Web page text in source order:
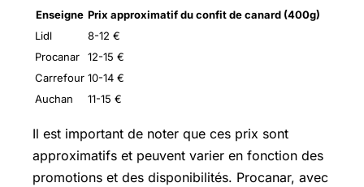
Enseigne Prix approximatif du confit de canard (400g)
Lidl
8-12 €
Procanar
12-15 €
Carrefour 10-14 €
Auchan
11-15 €
Il est important de noter que ces prix sont
approximatifs et peuvent varier en fonction des
promotions et des disponibilités. Procanar, avec